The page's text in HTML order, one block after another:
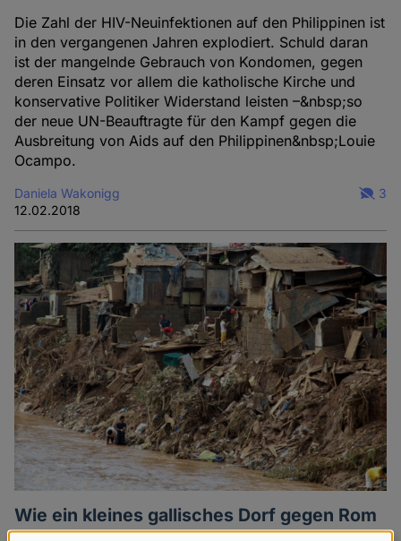
Die Zahl der HIV-Neuinfektionen auf den Philippinen ist
in den vergangenen Jahren explodiert. Schuld daran
ist der mangelnde Gebrauch von Kondomen, gegen
deren Einsatz vor allem die katholische Kirche und
konservative Politiker Widerstand leisten –&nbsp;so
der neue UN-Beauftragte für den Kampf gegen die
Ausbreitung von Aids auf den Philippinen&nbsp;Louie
Ocampo.
Daniela Wakonigg
12.02.2018
3
Wie ein kleines gallisches Dorf gegen Rom